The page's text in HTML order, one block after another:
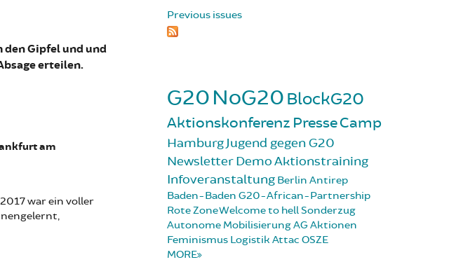
den Gipfel und und
erteilen.
am
war ein voller
Previous issues
G20NoG20 BlockG20
Aktionskonferenz PresseCamp
HamburgJugend gegen G20
NewsletterDemoAktionstraining
Infoveranstaltung Berlin Antirep
Baden-Baden G20-African-Partnership
Rote ZoneWelcome to hellSonderzug
Autonome MobilisierungAG Aktionen
Feminismus Logistik Attac OSZE
MORE